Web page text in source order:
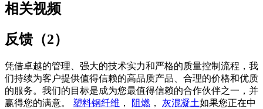
相关视频
反馈（2）
凭借卓越的管理、强大的技术实力和严格的质量控制流程，我
们持续为客户提供值得信赖的高品质产品、合理的价格和优质
的服务。我们的目标是成为您最值得信赖的合作伙伴之一，并
赢得您的满意。 塑料钢纤维 ， 阻燃 ， 灰混凝土如果您正在中